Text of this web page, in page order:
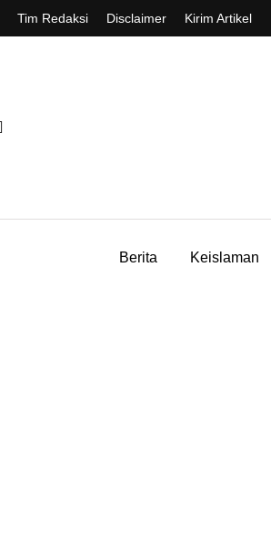
Tim Redaksi Disclaimer Kirim Artikel
Berita Keislaman